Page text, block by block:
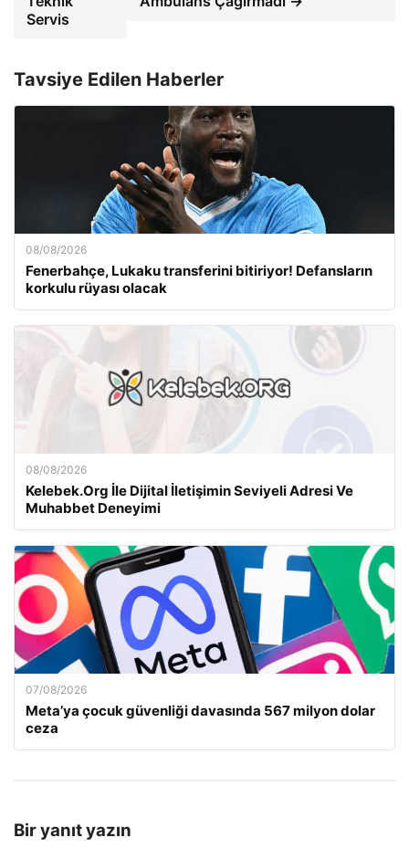
Servis
Tavsiye Edilen Haberler
08/08/2026
Fenerbahçe, Lukaku transferini bitiriyor! Defansların
korkulu rüyası olacak
08/08/2026
Kelebek.Org İle Dijital İletişimin Seviyeli Adresi Ve
Muhabbet Deneyimi
07/08/2026
Meta’ya çocuk güvenliği davasında 567 milyon dolar
ceza
Bir yanıt yazın